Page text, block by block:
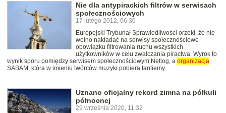
Nie dla antypirackich filtrów w serwisach
społecznościowych
17 lutego 2012, 06:30
Europejski Trybunał Sprawiedliwości orzekł, że nie
wolno nakładać na serwisy społecznościowe
obowiązku filtrowania ruchu wszystkich
użytkowników w celu zwalczania piractwa. Wyrok to
wynik sporu pomiędzy serwisem społecznościowym Netlog, a organizacja
SABAM, która w imieniu twórców muzyki pobiera tantiemy.
Uznano oficjalny rekord zimna na półkuli
północnej
29 września 2020, 11:32